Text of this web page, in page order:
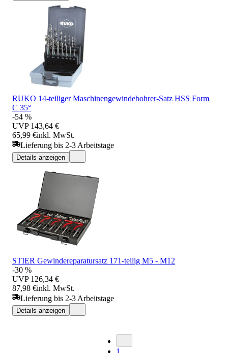
RUKO 14-teiliger Maschinengewindebohrer-Satz HSS Form
C 35°
-54 %
UVP 143,64 €
65,99 €inkl. MwSt.
Lieferung bis 2-3 Arbeitstage
Details anzeigen
STIER Gewindereparatursatz 171-teilig M5 - M12
-30 %
UVP 126,34 €
87,98 €inkl. MwSt.
Lieferung bis 2-3 Arbeitstage
Details anzeigen
1